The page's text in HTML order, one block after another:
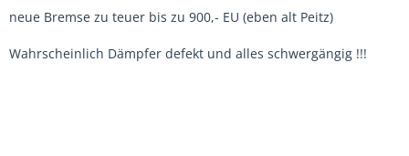
neue Bremse zu teuer bis zu 900,- EU (eben alt Peitz)
Wahrscheinlich Dämpfer defekt und alles schwergängig !!!